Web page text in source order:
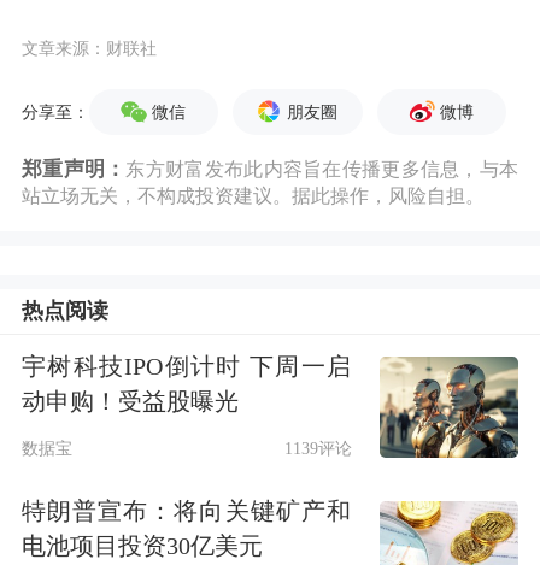
文章来源：财联社
分享至： 微信 朋友圈 微博
郑重声明： 东方财富发布此内容旨在传播更多信息，与本
站立场无关，不构成投资建议。据此操作，风险自担。
热点阅读
宇树科技IPO倒计时 下周一启
动申购！受益股曝光
数据宝 1139评论
特朗普宣布：将向关键矿产和
电池项目投资30亿美元